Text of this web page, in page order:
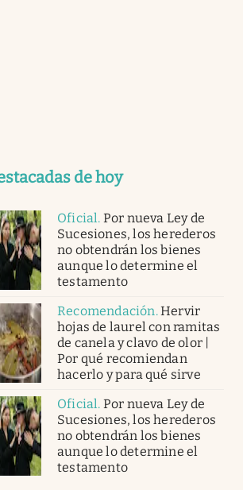
de hoy
Oficial. Por nueva Ley de
Sucesiones, los herederos
no obtendrán los bienes
aunque lo determine el
testamento
Recomendación.Hervir
hojas de laurel con ramitas
de canela y clavo de olor |
Por qué recomiendan
hacerlo y para qué sirve
Oficial. Por nueva Ley de
Sucesiones, los herederos
no obtendrán los bienes
aunque lo determine el
testamento